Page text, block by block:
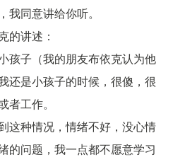
同意讲给你听。
的讲述：
孩子（我的朋友布依克认为他
还是小孩子的时候，很傻，很
工作。
这种情况，情绪不好，没心情
问题，我一点都不愿意学习